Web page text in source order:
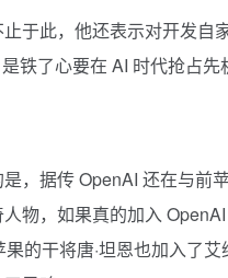
于此，他还表示对开发自
铁了心要在 AI 时代抢占先
，据传 OpenAI 还在与前
物，如果真的加入
的干将唐·坦恩也加入了